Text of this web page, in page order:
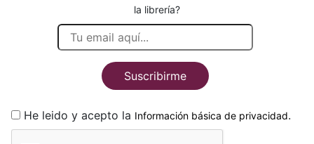
la librería?
Suscribirme
He leido y acepto la Información básica de privacidad.